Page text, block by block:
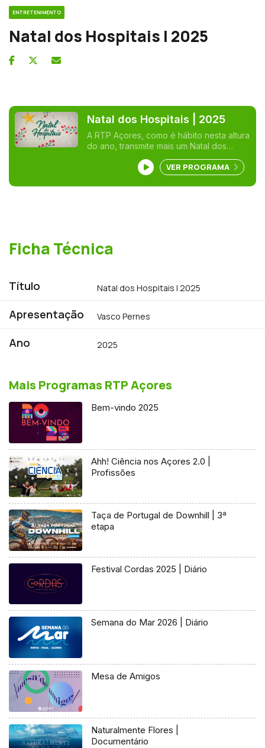
ENTRETENIMENTO
Natal dos Hospitais | 2025
Natal dos Hospitais | 2025
A RTP Açores, como é hábito nesta altura
do ano, transmite mais um Natal dos
são os 'condimentos' principais para
passar um final de tarde diferente com
um dos espetáculos mais antigos da RTP
VER PROGRAMA
Ficha Técnica
Título Natal dos Hospitais | 2025
Apresentação Vasco Pernes
Ano 2025
Mais Programas RTP Açores
Bem-vindo 2025
Ahh! Ciência nos Açores 2.0 |
Profissões
Taça de Portugal de Downhill | 3ª
etapa
Festival Cordas 2025 | Diário
Semana do Mar 2026 | Diário
Mesa de Amigos
Naturalmente Flores |
Documentário